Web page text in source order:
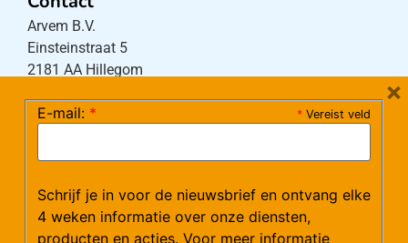
Arvem B.V.
Einsteinstraat 5
2181 AA Hillegom
(maandag – donderdag 08:30-17:15 uur / vrijdag
Mail:klantenservice@arvem.nl
* Vereist veld
E-mail: *
Schrijf je in voor de nieuwsbrief en ontvang elke
4 weken informatie over onze diensten,
producten en acties. Voor meer informatie
×